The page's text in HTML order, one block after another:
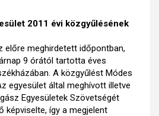
2011 évi közgyűlésének
előre meghirdetett időpontban,
9 órától tartotta éves
A közgyűlést Módes
egyesület által meghívott illetve
Egyesületek Szövetségét
képviselte, így a megjelent